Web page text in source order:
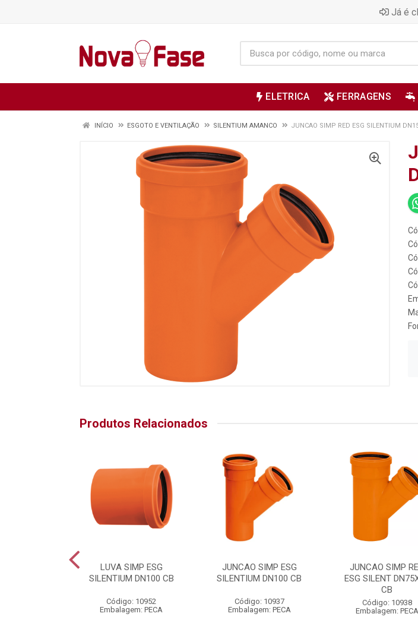
Já é
ELETRICA FERRAGENS
INÍCIO ESGOTO E VENTILAÇÃO SILENTIUM AMANCO JUNCAO SIMP RED ESG SILENTIUM
Produtos Relacionados
LUVA SIMP ESG
SILENTIUM DN100 CB
Código: 10952
Embalagem: PECA
JUNCAO SIMP ESG
SILENTIUM DN100 CB
Código: 10937
Embalagem: PECA
JUNCAO SIMP
ESG SILENT
CB
Código: 10938
Embalagem: PECA